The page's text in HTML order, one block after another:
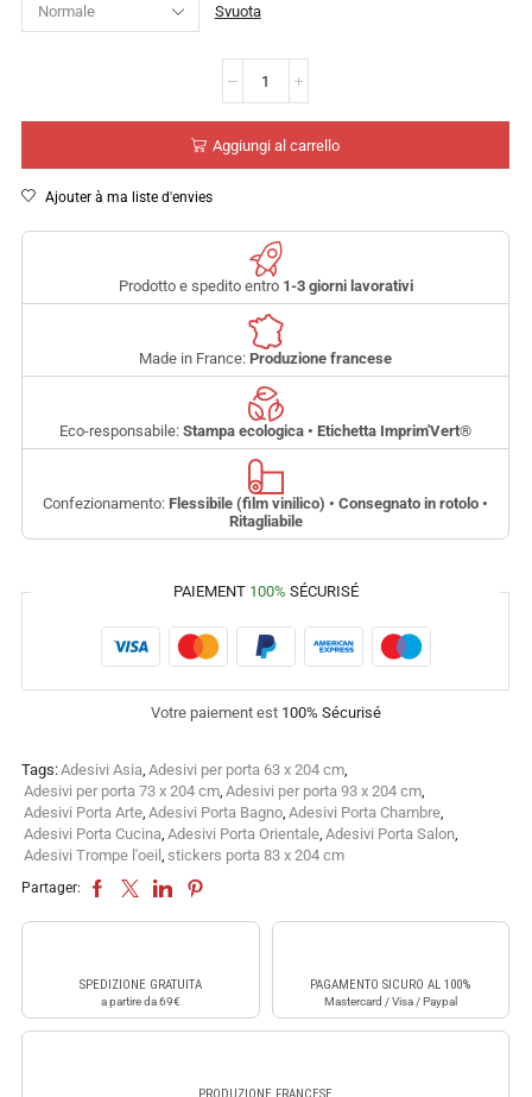
Svuota
Aggiungi al carrello
Ajouter à ma liste d'envies
Prodotto e spedito entro 1-3 giorni lavorativi
Made in France: Produzione francese
Eco-responsabile: Stampa ecologica • Etichetta Imprim'Vert®
Confezionamento: Flessibile (film vinilico) • Consegnato in rotolo •
Ritagliabile
PAIEMENT 100% SÉCURISÉ
Votre paiement est 100% Sécurisé
Tags:Adesivi Asia, Adesivi per porta 63 x 204 cm,
Adesivi per porta 73 x 204 cm, Adesivi per porta 93 x 204 cm,
Adesivi Porta Arte, Adesivi Porta Bagno, Adesivi Porta Chambre,
Adesivi Porta Cucina, Adesivi Porta Orientale, Adesivi Porta Salon,
Adesivi Trompe l'oeil , stickers porta 83 x 204 cm
Partager:
SPEDIZIONE GRATUITA
a partire da 69€
PAGAMENTO SICURO AL 100%
Mastercard / Visa / Paypal